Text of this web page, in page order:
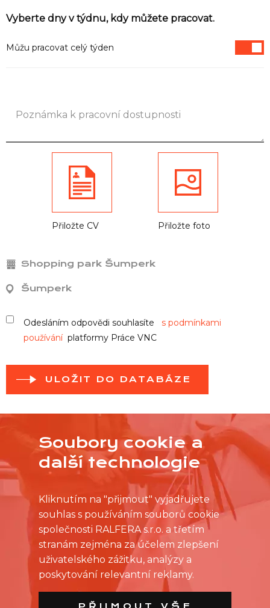
Vyberte dny v týdnu, kdy můžete pracovat.
Můžu pracovat celý týden
Přiložte CV Přiložte foto
Shopping park Šumperk
Šumperk
Odesláním odpovědi souhlasíte s podmínkami
používáníplatformy Práce VNC
ULOŽIT DO DATABÁZE
Soubory cookie a
další technologie
Kliknutím na "přijmout" vyjadřujete
souhlas s používáním souborů cookie
společnosti RALFERA s.r.o. a třetím
stranám zejména za účelem zlepšení
uživatelského zážitku, analýzy a
poskytování relevantní reklamy.